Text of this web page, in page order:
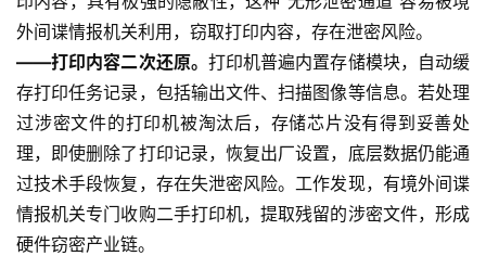
外间谍情报机关利用，窃取打印内容，存在泄密风险。
——打印内容二次还原。 打印机普遍内置存储模块，自动缓
存打印任务记录，包括输出文件、扫描图像等信息。若处理
过涉密文件的打印机被淘汰后，存储芯片没有得到妥善处
理，即使删除了打印记录，恢复出厂设置，底层数据仍能通
过技术手段恢复，存在失泄密风险。工作发现，有境外间谍
情报机关专门收购二手打印机，提取残留的涉密文件，形成
硬件窃密产业链。